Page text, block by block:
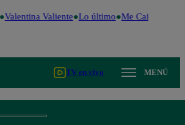
Valentina Valiente Lo último Me Caigo de Risa
TV en vivo MENÚ